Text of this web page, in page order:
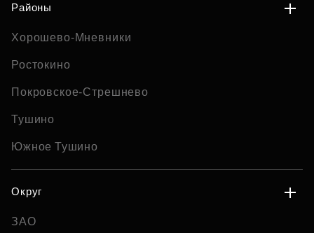
Районы
Хорошево-Мневники
Ростокино
Покровское-Стрешнево
Тушино
Южное Тушино
Округ
ЗАО